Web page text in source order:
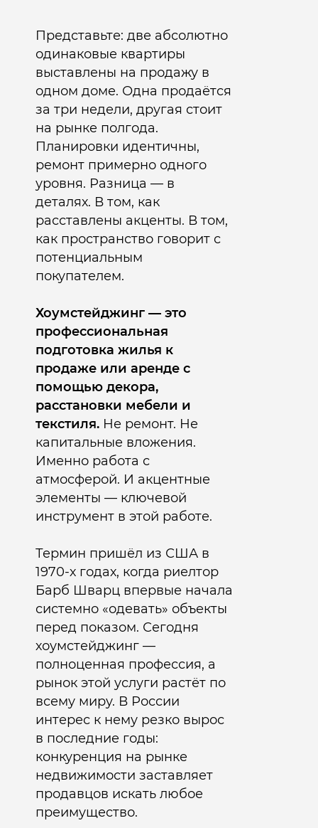
Представьте: две абсолютно
одинаковые квартиры
выставлены на продажу в
одном доме. Одна продаётся
за три недели, другая стоит
на рынке полгода.
Планировки идентичны,
ремонт примерно одного
уровня. Разница — в
деталях. В том, как
расставлены акценты. В том,
как пространство говорит с
потенциальным
покупателем.
Хоумстейджинг — это
профессиональная
подготовка жилья к
продаже или аренде с
помощью декора,
расстановки мебели и
текстиля. Не ремонт. Не
капитальные вложения.
Именно работа с
атмосферой. И акцентные
элементы — ключевой
инструмент в этой работе.
Термин пришёл из США в
1970-х годах, когда риелтор
Барб Шварц впервые начала
системно «одевать» объекты
перед показом. Сегодня
хоумстейджинг —
полноценная профессия, а
рынок этой услуги растёт по
всему миру. В России
интерес к нему резко вырос
в последние годы:
конкуренция на рынке
недвижимости заставляет
продавцов искать любое
преимущество.